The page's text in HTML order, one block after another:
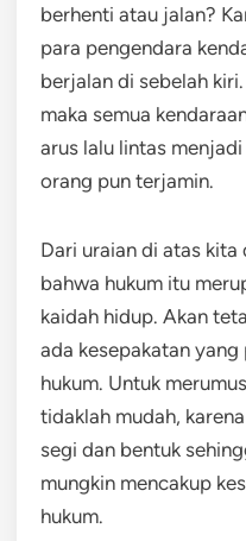
berhenti atau jalan?
para pengendara
berjalan di sebelah
maka semua
arus lalu lintas
orang pun terjamin.
Dari uraian di atas
bahwa hukum itu
kaidah hidup. Akan
ada kesepakatan
hukum. Untuk
tidaklah mudah,
segi dan bentuk
mungkin mencakup
hukum.